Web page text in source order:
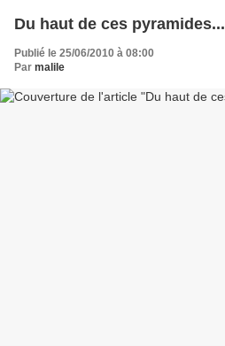
Du haut de ces pyramides...
Publié le 25/06/2010 à 08:00
Par malile